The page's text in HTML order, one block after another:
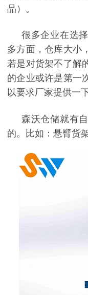
品）。
很多企业在选
多方面，仓库大小
若是对货架不了解
的企业或许是第一
以要求厂家提供一
森沃仓储就有
的。比如：悬臂货架